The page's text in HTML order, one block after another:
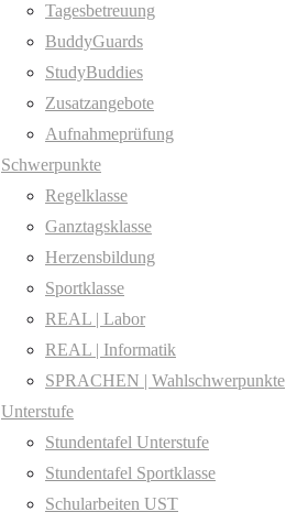
Tagesbetreuung
BuddyGuards
StudyBuddies
Zusatzangebote
Aufnahmeprüfung
Schwerpunkte
Regelklasse
Ganztagsklasse
Herzensbildung
Sportklasse
REAL | Labor
REAL | Informatik
SPRACHEN | Wahlschwerpunkte
Unterstufe
Stundentafel Unterstufe
Stundentafel Sportklasse
Schularbeiten UST